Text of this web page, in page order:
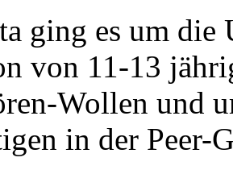
ging es um
von 11-13
Wollen und
in der Peer-